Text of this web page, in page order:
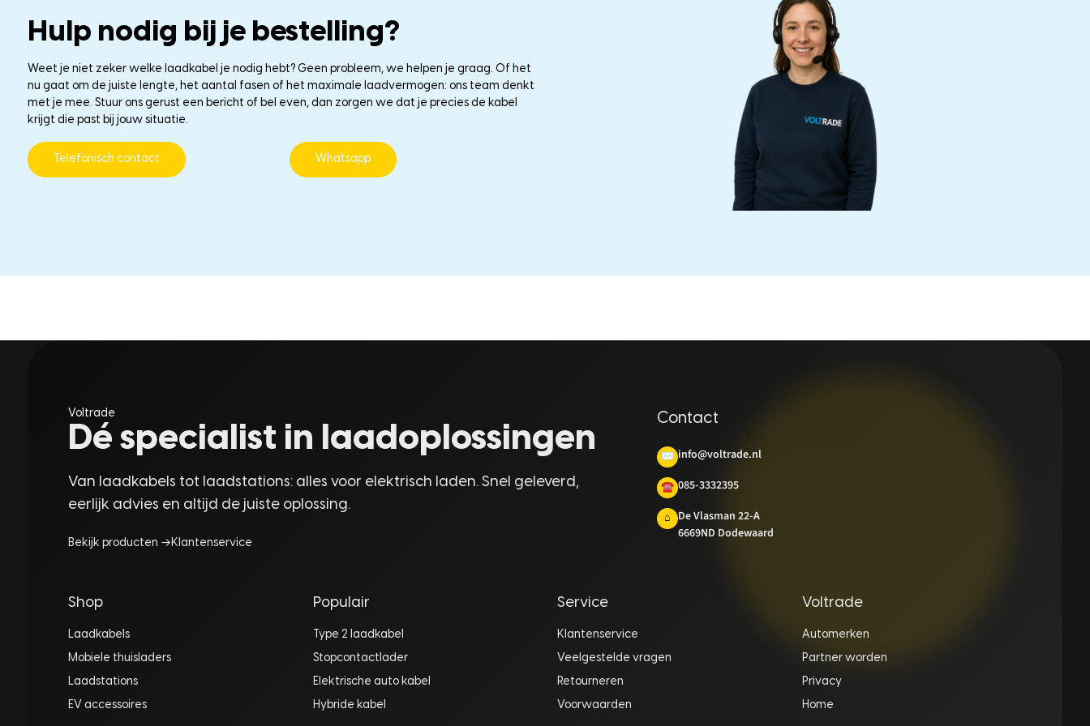
Hulp nodig bij je bestelling?
Weet je niet zeker welke laadkabel je nodig hebt? Geen probleem, we helpen je graag. Of het
nu gaat om de juiste lengte, het aantal fasen of het maximale laadvermogen: ons team denkt
met je mee. Stuur ons gerust een bericht of bel even, dan zorgen we dat je precies de kabel
krijgt die past bij jouw situatie.
Telefonisch contact Whatsapp
Voltrade
Dé specialist in laadoplossingen
Van laadkabels tot laadstations: alles voor elektrisch laden. Snel geleverd,
eerlijk advies en altijd de juiste oplossing.
Bekijk producten → Klantenservice
Contact
✉ info@voltrade.nl
☎ 085-3332395
⌂
De Vlasman 22-A
6669ND Dodewaard
Shop
Laadkabels
Mobiele thuisladers
Laadstations
EV accessoires
Populair
Type 2 laadkabel
Stopcontactlader
Elektrische auto kabel
Hybride kabel
Service
Klantenservice
Veelgestelde vragen
Retourneren
Voorwaarden
Voltrade
Automerken
Partner worden
Privacy
Home